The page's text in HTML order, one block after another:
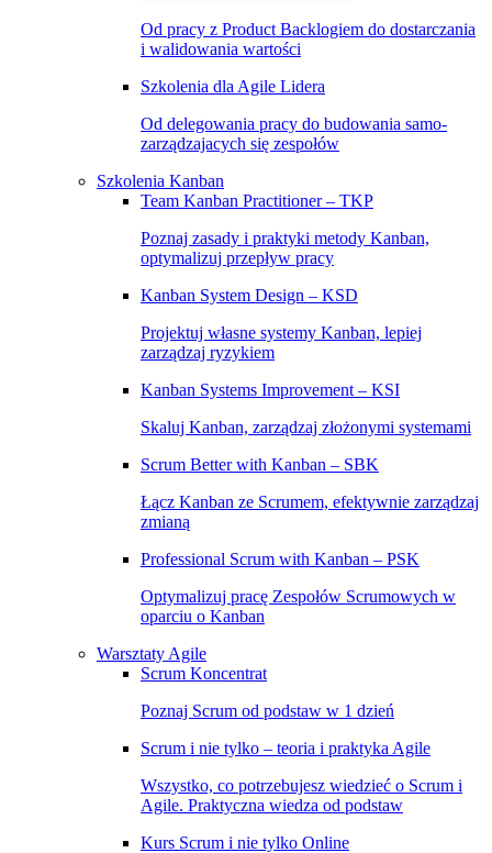
Od pracy z Product Backlogiem do dostarczania
i walidowania wartości
Szkolenia dla Agile Lidera
Od delegowania pracy do budowania samo-
zarządzajacych się zespołów
Szkolenia Kanban
Team Kanban Practitioner – TKP
Poznaj zasady i praktyki metody Kanban,
optymalizuj przepływ pracy
Kanban System Design – KSD
Projektuj własne systemy Kanban, lepiej
zarządzaj ryzykiem
Kanban Systems Improvement – KSI
Skaluj Kanban, zarządzaj złożonymi systemami
Scrum Better with Kanban – SBK
Łącz Kanban ze Scrumem, efektywnie zarządzaj
zmianą
Professional Scrum with Kanban – PSK
Optymalizuj pracę Zespołów Scrumowych w
oparciu o Kanban
Warsztaty Agile
Scrum Koncentrat
Poznaj Scrum od podstaw w 1 dzień
Scrum i nie tylko – teoria i praktyka Agile
Wszystko, co potrzebujesz wiedzieć o Scrum i
Agile. Praktyczna wiedza od podstaw
Kurs Scrum i nie tylko Online